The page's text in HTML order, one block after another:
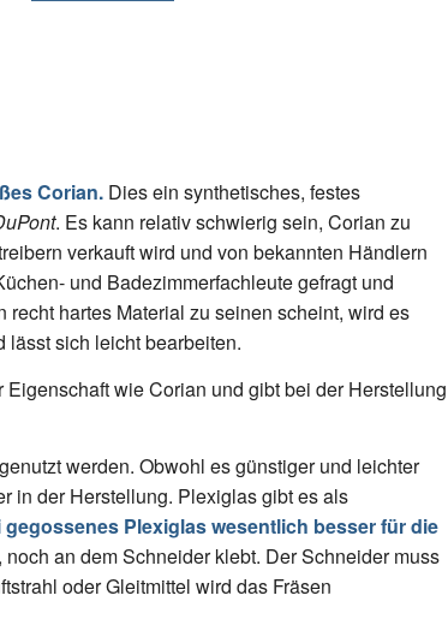
Corian. Dies ein synthetisches, festes
. Es kann relativ schwierig sein, Corian zu
verkauft wird und von bekannten Händlern
und Badezimmerfachleute gefragt und
recht hartes Material zu seinen scheint, wird es
lässt sich leicht bearbeiten.
wie Corian und gibt bei der Herstellung
werden. Obwohl es günstiger und leichter
in der Herstellung. Plexiglas gibt es als
gegossenes Plexiglas wesentlich besser für die
noch an dem Schneider klebt. Der Schneider muss
oder Gleitmittel wird das Fräsen